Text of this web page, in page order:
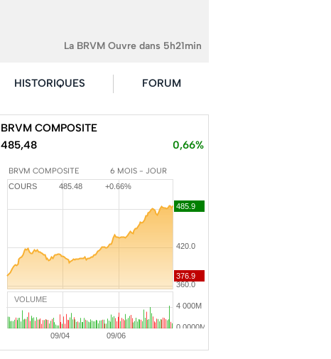
La BRVM Ouvre dans 5h21min
HISTORIQUES FORUM
BRVM COMPOSITE
485,48
0,66%
BRVM COMPOSITE 6 MOIS - JOUR
VOLUME
COURS 485.48 +0.66%